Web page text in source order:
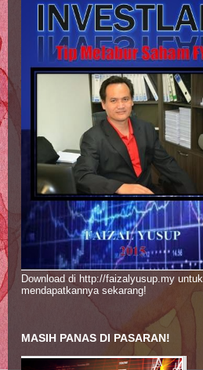
Download di http://faizalyusup.my untuk
mendapatkannya sekarang!
MASIH PANAS DI PASARAN!